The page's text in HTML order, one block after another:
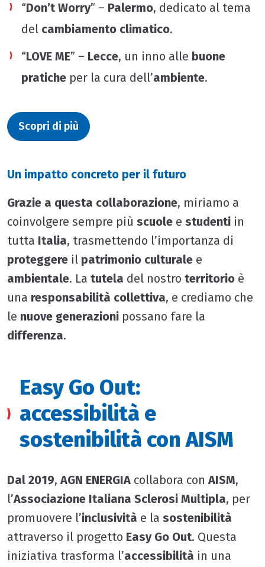
“Don’t Worry” – Palermo, dedicato al tema
del cambiamento climatico.
“LOVE ME” – Lecce, un inno alle buone
pratiche per la cura dell’ambiente.
Scopri di più
Un impatto concreto per il futuro
Grazie a questa collaborazione, miriamo a
coinvolgere sempre più scuole e studenti in
tutta Italia, trasmettendo l’importanza di
proteggere il patrimonio culturale e
ambientale. La tutela del nostro territorio è
una responsabilità collettiva, e crediamo che
le nuove generazioni possano fare la
differenza.
Easy Go Out:
accessibilità e
sostenibilità con AISM
Dal 2019, AGN ENERGIA collabora con AISM,
l’Associazione Italiana Sclerosi Multipla, per
promuovere l’inclusività e la sostenibilità
attraverso il progetto Easy Go Out. Questa
iniziativa trasforma l’accessibilità in una